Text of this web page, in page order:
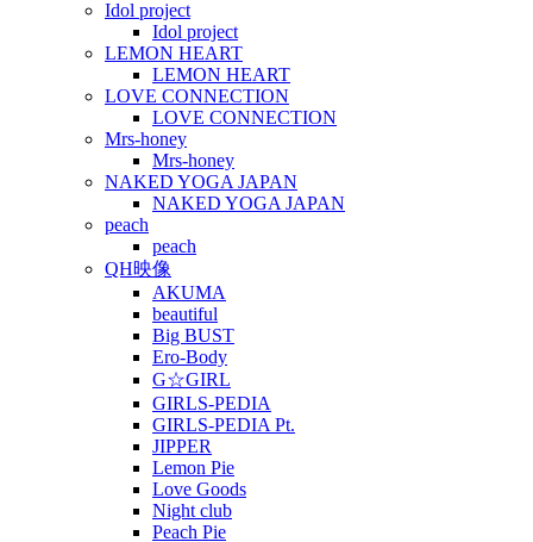
Idol project
Idol project
LEMON HEART
LEMON HEART
LOVE CONNECTION
LOVE CONNECTION
Mrs-honey
Mrs-honey
NAKED YOGA JAPAN
NAKED YOGA JAPAN
peach
peach
QH映像
AKUMA
beautiful
Big BUST
Ero-Body
G☆GIRL
GIRLS-PEDIA
GIRLS-PEDIA Pt.
JIPPER
Lemon Pie
Love Goods
Night club
Peach Pie